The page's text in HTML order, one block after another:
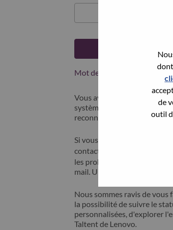
de
outil
Mot de passe oublié ?
Vous avez postulé
systèmes; sélectionner
reconnecter.
Si vous rencontrez des
contacter nos équipes RH à
les problèmes que vous
mail. Un membre de notre
Nous sommes ravis de
la possibilité de suivre le
personnalisées, d'explorer
Taltent de Lenovo.